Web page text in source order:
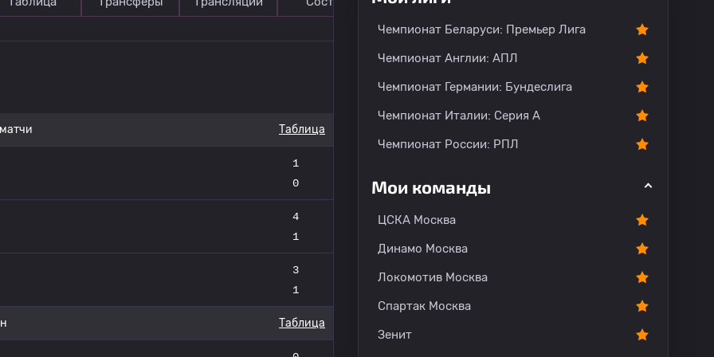
Таблица
1
0
4
1
3
1
Таблица
Чемпионат Беларуси: Премьер Лига
Чемпионат Англии: АПЛ
Чемпионат Германии: Бундеслига
Чемпионат Италии: Серия А
Чемпионат России: РПЛ
Мои команды
ЦСКА Москва
Динамо Москва
Локомотив Москва
Спартак Москва
Зенит